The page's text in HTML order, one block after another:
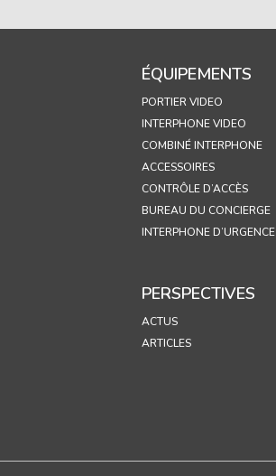
ÉQUIPEMENTS
PORTIER VIDEO
INTERPHONE VIDEO
COMBINÉ INTERPHONE
ACCESSOIRES
CONTRÔLE D’ACCÈS
BUREAU DU CONCIERGE
INTERPHONE D’URGENCE
PERSPECTIVES
ACTUS
ARTICLES